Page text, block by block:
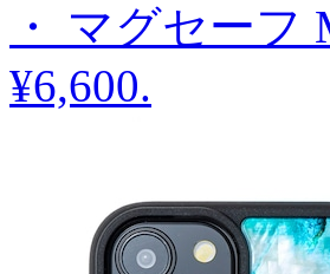
・ マグセーフ
¥6,600.